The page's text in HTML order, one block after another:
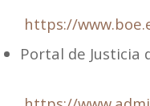
https://
Portal de Justicia